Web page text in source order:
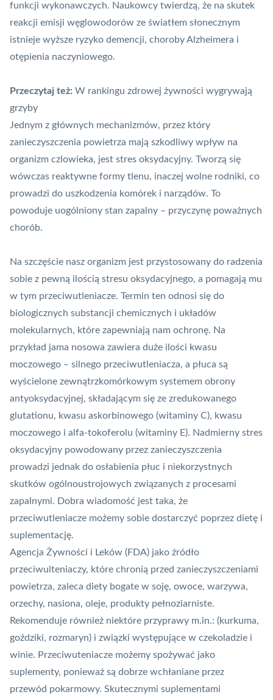
funkcji wykonawczych. Naukowcy twierdzą, że na skutek
reakcji emisji węglowodorów ze światłem słonecznym
istnieje wyższe ryzyko demencji, choroby Alzheimera i
otępienia naczyniowego.
Przeczytaj też: W rankingu zdrowej żywności wygrywają
grzyby
Jednym z głównych mechanizmów, przez który
zanieczyszczenia powietrza mają szkodliwy wpływ na
organizm czlowieka, jest stres oksydacyjny. Tworzą się
wówczas reaktywne formy tlenu, inaczej wolne rodniki, co
prowadzi do uszkodzenia komórek i narządów. To
powoduje uogólniony stan zapalny – przyczynę poważnych
chorób.
Na szczęście nasz organizm jest przystosowany do radzenia
sobie z pewną ilością stresu oksydacyjnego, a pomagają mu
w tym przeciwutleniacze. Termin ten odnosi się do
biologicznych substancji chemicznych i układów
molekularnych, które zapewniają nam ochronę. Na
przykład jama nosowa zawiera duże ilości kwasu
moczowego – silnego przeciwutleniacza, a płuca są
wyścielone zewnątrzkomórkowym systemem obrony
antyoksydacyjnej, składającym się ze zredukowanego
glutationu, kwasu askorbinowego (witaminy C), kwasu
moczowego i alfa-tokoferolu (witaminy E). Nadmierny stres
oksydacyjny powodowany przez zanieczyszczenia
prowadzi jednak do osłabienia płuc i niekorzystnych
skutków ogólnoustrojowych związanych z procesami
zapalnymi. Dobra wiadomość jest taka, że
przeciwutleniacze możemy sobie dostarczyć poprzez dietę i
suplementację.
Agencja Żywności i Leków (FDA) jako źródło
przeciwulteniaczy, które chronią przed zanieczyszczeniami
powietrza, zaleca diety bogate w soję, owoce, warzywa,
orzechy, nasiona, oleje, produkty pełnoziarniste.
Rekomenduje również niektóre przyprawy m.in.: (kurkuma,
goździki, rozmaryn) i związki występujące w czekoladzie i
winie. Przeciwuteniacze możemy spożywać jako
suplementy, ponieważ są dobrze wchłaniane przez
przewód pokarmowy. Skutecznymi suplementami